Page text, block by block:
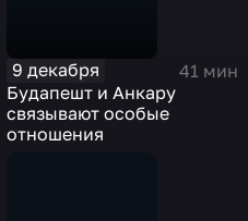
9 декабря
41 мин
Будапешт и Анкару
связывают особые
отношения